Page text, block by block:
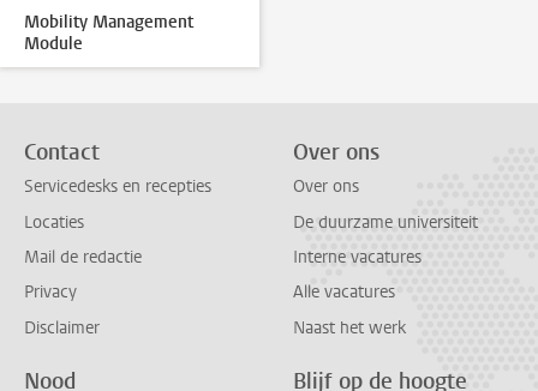
Mobility Management
Module
Contact
Servicedesks en recepties
Locaties
Mail de redactie
Privacy
Disclaimer
Over ons
Over ons
De duurzame universiteit
Interne vacatures
Alle vacatures
Naast het werk
Nood Blijf op de hoogte